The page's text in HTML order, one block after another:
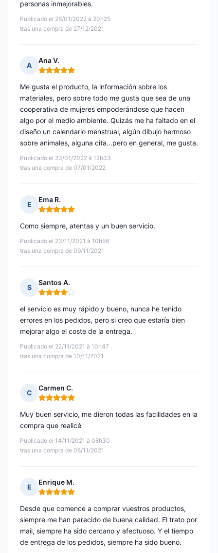
Publicado el 26/01/2022 à 20h25
tras una compra de 27/12/2021
personas inmejorables.
A
Ana V.
Nota: 5 de 5
Publicado el 23/01/2022 à 12h33
tras una compra de 07/01/2022
Me gusta el producto, la información sobre los
materiales, pero sobre todo me gusta que sea de una
cooperativa de mujeres empoderándose que hacen
algo por el medio ambiente. Quizás me ha faltado en el
diseño un calendario menstrual, algún dibujo hermoso
sobre animales, alguna cita...pero en general, me gusta.
E
Ema R.
Nota: 5 de 5
Publicado el 23/11/2021 à 10h56
tras una compra de 09/11/2021
Como siempre, atentas y un buen servicio.
S
Santos A.
Nota: 4 de 5
Publicado el 22/11/2021 à 10h47
tras una compra de 10/11/2021
el servicio es muy rápido y bueno, nunca he tenido
errores en los pedidos, pero si creo que estaría bien
mejorar algo el coste de la entrega.
C
Carmen C.
Nota: 5 de 5
Publicado el 14/11/2021 à 08h30
tras una compra de 08/11/2021
Muy buen servicio, me dieron todas las facilidades en la
compra que realicé
E
Enrique M.
Nota: 5 de 5
Desde que comencé a comprar vuestros productos,
siempre me han parecido de buena calidad. El trato por
mail, siempre ha sido cercano y afectuoso. Y el tiempo
de entrega de los pedidos, siempre ha sido bueno.